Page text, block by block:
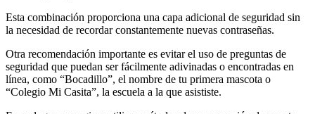
Esta combinación proporciona una capa adicional de seguridad sin
la necesidad de recordar constantemente nuevas contraseñas.
Otra recomendación importante es evitar el uso de preguntas de
seguridad que puedan ser fácilmente adivinadas o encontradas en
línea, como “Bocadillo”, el nombre de tu primera mascota o
“Colegio Mi Casita”, la escuela a la que asististe.